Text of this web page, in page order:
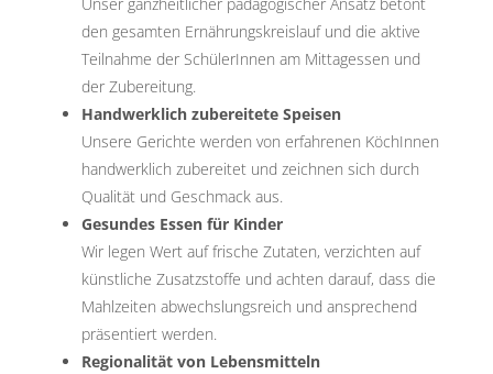
Unser ganzheitlicher pädagogischer Ansatz betont
den gesamten Ernährungskreislauf und die aktive
Teilnahme der SchülerInnen am Mittagessen und
der Zubereitung.
Handwerklich zubereitete Speisen
Unsere Gerichte werden von erfahrenen KöchInnen
handwerklich zubereitet und zeichnen sich durch
Qualität und Geschmack aus.
Gesundes Essen für Kinder
Wir legen Wert auf frische Zutaten, verzichten auf
künstliche Zusatzstoffe und achten darauf, dass die
Mahlzeiten abwechslungsreich und ansprechend
präsentiert werden.
Regionalität von Lebensmitteln